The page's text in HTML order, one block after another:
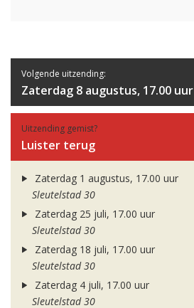
Volgende uitzending:
Zaterdag 8 augustus, 17.00 uur
Uitzending gemist?
Luister terug
Zaterdag 1 augustus, 17.00 uur
Sleutelstad 30
Zaterdag 25 juli, 17.00 uur
Sleutelstad 30
Zaterdag 18 juli, 17.00 uur
Sleutelstad 30
Zaterdag 4 juli, 17.00 uur
Sleutelstad 30